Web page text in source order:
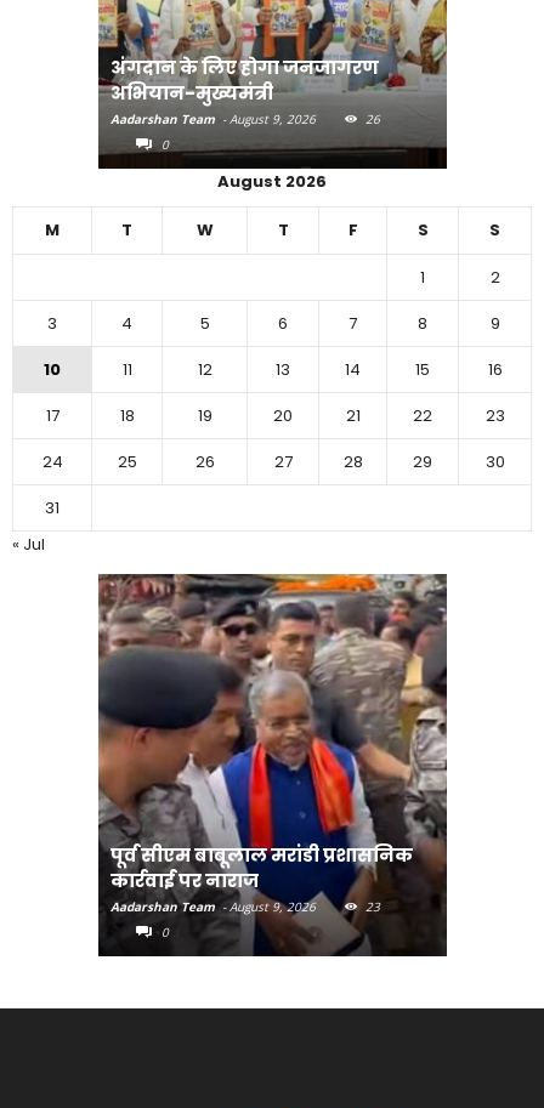
अंगदान के लिए होगा जनजागरण
अभियान-मुख्यमंत्री
Aadarshan Team - August 9, 2026
26
0
August 2026
M T W T F S S
1
2
3
4 5 6 7 8
9
10
11 12 13 14 15
16
17
18 19 20 21 22
23
24
25 26 27 28 29
30
31
« Jul
पूर्व सीएम बाबूलाल मरांडी प्रशासनिक
कार्रवाई पर नाराज
Aadarshan Team - August 9, 2026
23
0